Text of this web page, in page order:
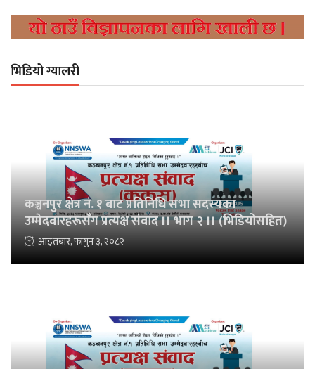
भिडियो ग्यालरी
कञ्चनपुर क्षेत्र नं. १ बाट प्रतिनिधि सभा सदस्यका
उम्मेदवारहरूसँग प्रत्यक्ष संवाद ।। भाग २ ।। (भिडियोसहित)
आइतबार, फागुन ३, २०८२